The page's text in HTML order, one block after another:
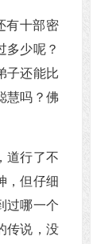
有十部密
多少呢？
子还能比
慧吗？佛
道行了不
，但仔细
过哪一个
传说，没